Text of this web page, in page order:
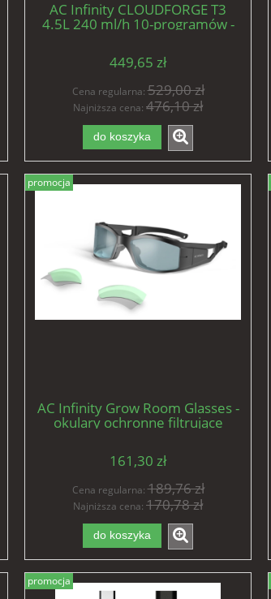
AC Infinity CLOUDFORGE T3
4.5L 240 ml/h 10-programów -
449,65 zł
Cena regularna:529,00 zł
Najniższa cena: 476,10 zł
do koszyka
AC Infinity Grow Room Glasses -
okulary ochronne filtrujące
161,30 zł
Cena regularna:189,76 zł
Najniższa cena: 170,78 zł
do koszyka
promocja
promocja